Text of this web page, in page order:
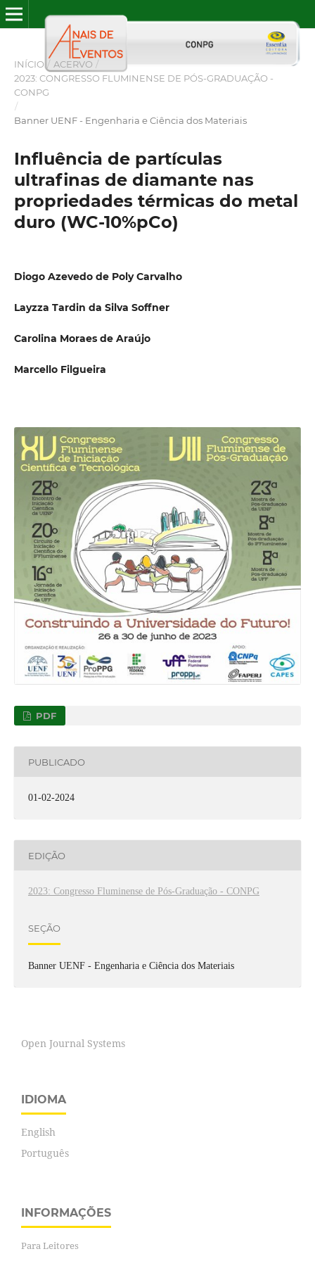
INÍCIO / ACERVO /
2023: CONGRESSO FLUMINENSE DE PÓS-GRADUAÇÃO -
CONPG
/
Banner UENF - Engenharia e Ciência dos Materiais
Influência de partículas
ultrafinas de diamante nas
propriedades térmicas do metal
duro (WC-10%pCo)
Diogo Azevedo de Poly Carvalho
Layzza Tardin da Silva Soffner
Carolina Moraes de Araújo
Marcello Filgueira
PDF
PUBLICADO
01-02-2024
EDIÇÃO
2023: Congresso Fluminense de Pós-Graduação - CONPG
SEÇÃO
Banner UENF - Engenharia e Ciência dos Materiais
Open Journal Systems
IDIOMA
English
Português
INFORMAÇÕES
Para Leitores